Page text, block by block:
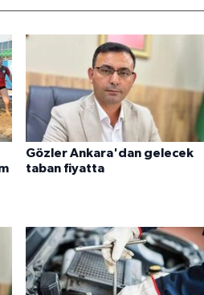
Gözler Ankara'dan gelecek
taban fiyatta